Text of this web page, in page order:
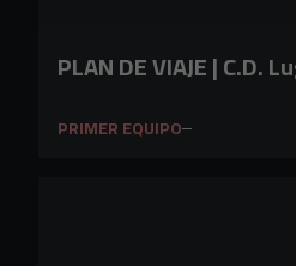
PLAN DE VIAJE | C.D.
PRIMER EQUIPO